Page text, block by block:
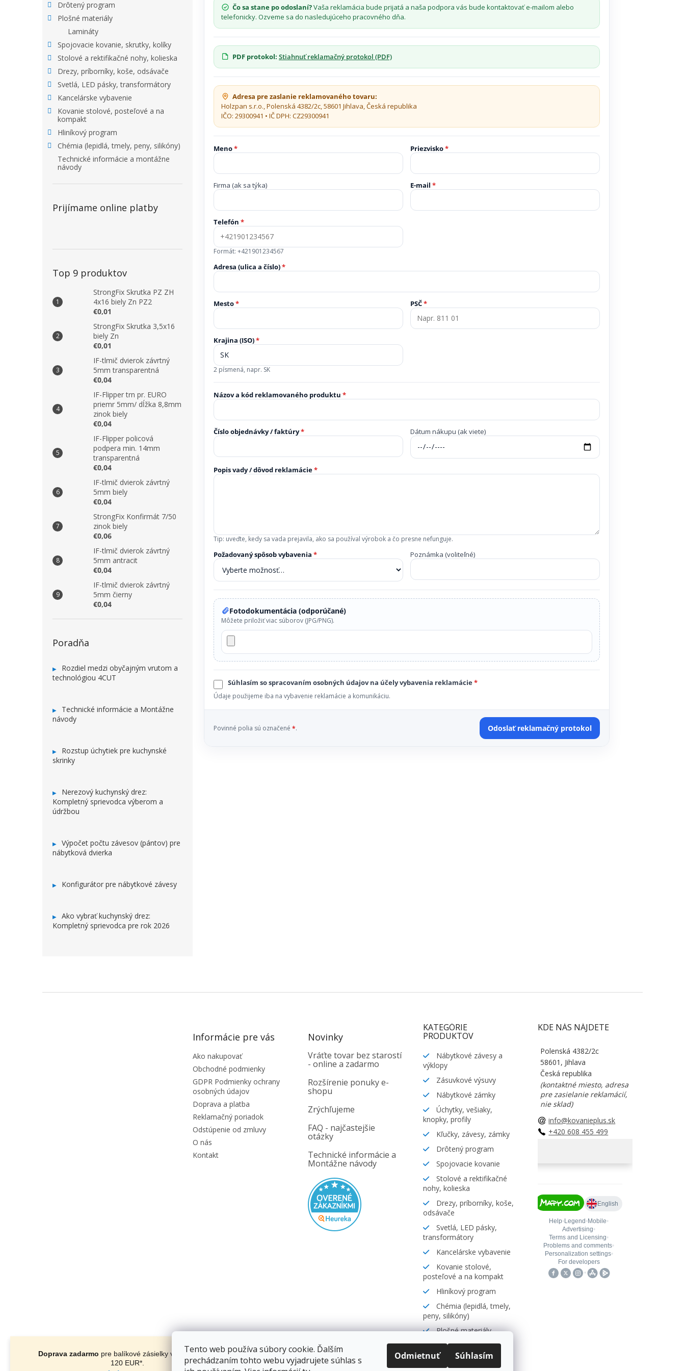
Tento web používa súbory cookie. Ďalším
prechádzaním tohto webu vyjadrujete súhlas s
Odmietnuť Súhlasím
Doprava zadarmo pre balíkové zásielky v hodnote nad
120 EUR*
Drôtený program
Plošné materiály
Lamináty
Spojovacie kovanie, skrutky, kolíky
Stolové a rektifikačné nohy, kolieska
Drezy, príborníky, koše, odsávače
Svetlá, LED pásky, transformátory
Kancelárske vybavenie
Kovanie stolové, posteľové a na
kompakt
Hliníkový program
Chémia (lepidlá, tmely, peny, silikóny)
Technické informácie a montážne
návody
Prijímame online platby
Top 9 produktov
StrongFix Skrutka PZ ZH
4x16 biely Zn PZ2
€0,01
StrongFix Skrutka 3,5x16
biely Zn
€0,01
IF-tlmič dvierok závrtný
5mm transparentná
€0,04
IF-Flipper trn pr. EURO
priemr 5mm/ dĺžka 8,8mm
zinok biely
€0,04
IF-Flipper policová
podpera min. 14mm
transparentná
€0,04
IF-tlmič dvierok závrtný
5mm biely
€0,04
StrongFix Konfirmát 7/50
zinok biely
€0,06
IF-tlmič dvierok závrtný
5mm antracit
€0,04
IF-tlmič dvierok závrtný
5mm čierny
€0,04
Poradňa
Rozdiel medzi obyčajným vrutom a
technológiou 4CUT
Technické informácie a Montážne
návody
Rozstup úchytiek pre kuchynské
skrinky
Nerezový kuchynský drez:
Kompletný sprievodca výberom a
údržbou
Výpočet počtu závesov (pántov) pre
nábytková dvierka
Konfigurátor pre nábytkové závesy
Ako vybrať kuchynský drez:
Kompletný sprievodca pre rok 2026
Čo sa stane po odoslaní?Vaša reklamácia bude prijatá a naša podpora vás bude kontaktovať e-mailom alebo
telefonicky. Ozveme sa do nasledujúceho pracovného dňa.
PDF protokol: Stiahnuť reklamačný protokol (PDF)
Adresa pre zaslanie reklamovaného tovaru:
Holzpan s.r.o., Polenská 4382/2c, 58601 Jihlava, Česká republika
IČO: 29300941 • IČ DPH: CZ29300941
Meno* Priezvisko*
Firma (ak sa týka) E-mail *
Telefón *
Formát: +421901234567
Adresa (ulica a číslo)*
Mesto* PSČ*
Krajina (ISO)*
2 písmená, napr. SK
Názov a kód reklamovaného produktu *
Číslo objednávky / faktúry* Dátum nákupu (ak viete)
Popis vady / dôvod reklamácie*
Tip: uveďte, kedy sa vada prejavila, ako sa používal výrobok a čo presne nefunguje.
Požadovaný spôsob vybavenia * Poznámka (voliteľné)
Fotodokumentácia (odporúčané)
Môžete priložiť viac súborov (JPG/PNG).
Súhlasím so spracovaním osobných údajov na účely vybavenia reklamácie*
Údaje použijeme iba na vybavenie reklamácie a komunikáciu.
Povinné polia sú označené *. Odoslať reklamačný protokol
Informácie pre vás
Ako nakupovať
Obchodné podmienky
GDPR Podmienky ochrany
osobných údajov
Doprava a platba
Reklamačný poriadok
Odstúpenie od zmluvy
O nás
Kontakt
Novinky
Vráťte tovar bez starostí
- online a zadarmo
Rozšírenie ponuky e-
shopu
Zrýchľujeme
FAQ - najčastejšie
otázky
Technické informácie a
Montážne návody
KATEGÓRIE
PRODUKTOV
Nábytkové závesy a
výklopy
Zásuvkové výsuvy
Nábytkové zámky
Úchytky, vešiaky,
knopky, profily
Kľučky, závesy, zámky
Drôtený program
Spojovacie kovanie
Stolové a rektifikačné
nohy, kolieska
Drezy, príborníky, koše,
odsávače
Svetlá, LED pásky,
transformátory
Kancelárske vybavenie
Kovanie stolové,
posteľové a na kompakt
Hliníkový program
Chémia (lepidlá, tmely,
peny, silikóny)
Plošné materiály,
KDE NÁS NÁJDETE
Polenská 4382/2c
58601, Jihlava
Česká republika
(kontaktné miesto, adresa
pre zasielanie reklamácií,
nie sklad)
info@kovanieplus.sk
+420 608 455 499